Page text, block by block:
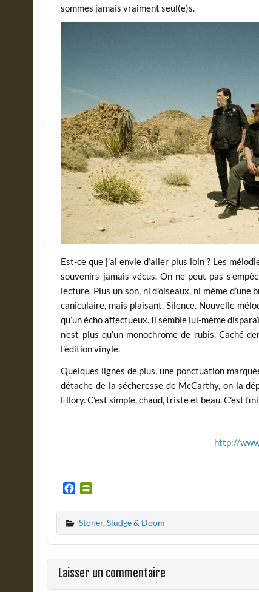
sommes jamais vraiment seul(e)s.
Est-ce que j’ai envie d’aller plus loin ? Les
souvenirs jamais vécus. On ne peut pas
lecture. Plus un son, ni d’oiseaux, ni même
caniculaire, mais plaisant. Silence. Nouvelle
qu’un écho affectueux. Il semble lui-même
n’est plus qu’un monochrome de rubis. Caché
l’édition vinyle.
Quelques lignes de plus, une ponctuation
détache de la sécheresse de McCarthy, on la
Ellory. C’est simple, chaud, triste et beau. C’est
http://
c
e
b
o
o
k
i
n
t
F
r
i
Stoner, Sludge & Doom
Laisser un commentaire